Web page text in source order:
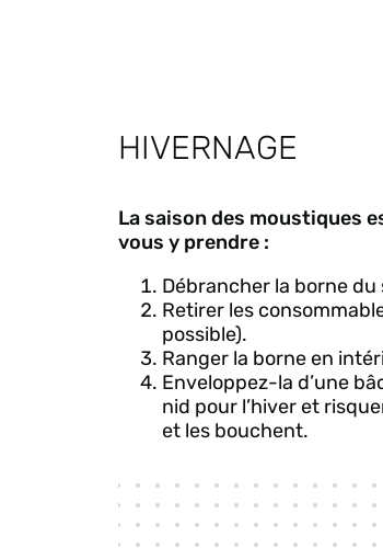
HIVERNAGE
La saison des moustiques
vous y prendre :
Débrancher la borne du
Retirer les
possible).
Ranger la borne en
Enveloppez-la d’une
nid pour l’hiver et
et les bouchent.